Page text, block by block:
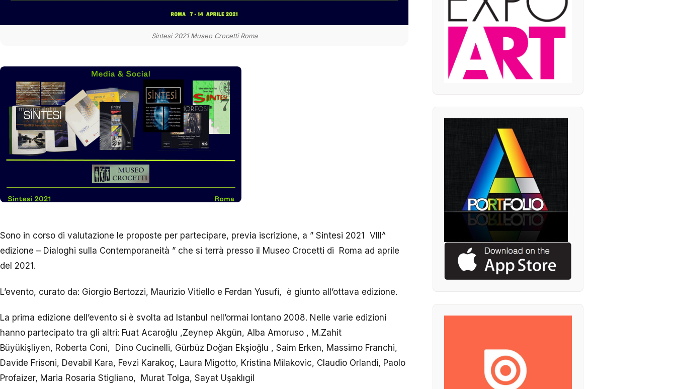
Sintesi 2021 Museo Crocetti Roma
Sono in corso di valutazione le proposte per partecipare, previa iscrizione, a ” Sintesi 2021 VIII^
edizione – Dialoghi sulla Contemporaneità ” che si terrà presso il Museo Crocetti di Roma ad aprile
del 2021.
L’evento, curato da: Giorgio Bertozzi, Maurizio Vitiello e Ferdan Yusufi, è giunto all’ottava edizione.
La prima edizione dell’evento si è svolta ad Istanbul nell’ormai lontano 2008. Nelle varie edizioni
hanno partecipato tra gli altri: Fuat Acaroğlu ,Zeynep Akgün, Alba Amoruso , M.Zahit
Büyükişliyen, Roberta Coni, Dino Cucinelli, Gürbüz Doğan Ekşioğlu , Saim Erken, Massimo Franchi,
Davide Frisoni, Devabil Kara, Fevzi Karakoç, Laura Migotto, Kristina Milakovic, Claudio Orlandi, Paolo
Profaizer, Maria Rosaria Stigliano, Murat Tolga, Sayat Uşaklıgil